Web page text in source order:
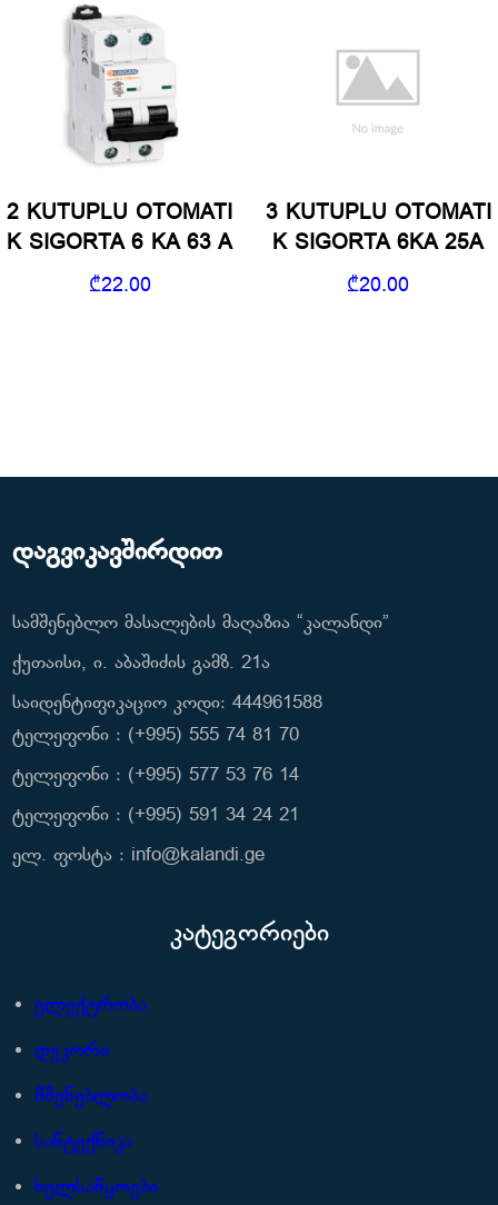
2 KUTUPLU OTOMATI
K SIGORTA 6 KA 63 A
₾22.00
3 KUTUPLU OTOMATI
K SIGORTA 6KA 25A
₾20.00
დაგვიკავშირდით
სამშენებლო მასალების მაღაზია “კალანდი”
ქუთაისი, ი. აბაშიძის გამზ. 21ა
საიდენტიფიკაციო კოდი: 444961588
ტელეფონი : (+995) 555 74 81 70
ტელეფონი : (+995) 577 53 76 14
ტელეფონი : (+995) 591 34 24 21
ელ. ფოსტა : info@kalandi.ge
კატეგორიები
ელექტრობა
დეკორი
მშენებლობა
სანტექნიკა
ხელსაწყოები